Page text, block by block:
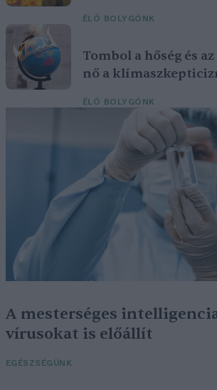
ÉLŐ BOLYGÓNK
Tombol a hőség és
nő a
ÉLŐ BOLYGÓNK
A mesterséges
vírusokat is előállít
EGÉSZSÉGÜNK